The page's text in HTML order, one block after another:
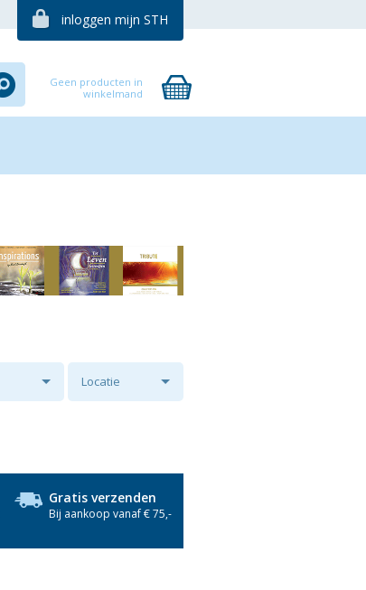
inloggen mijn STH
Geen producten in
winkelmand
Locatie
Gratis verzenden
Bij aankoop vanaf € 75,-